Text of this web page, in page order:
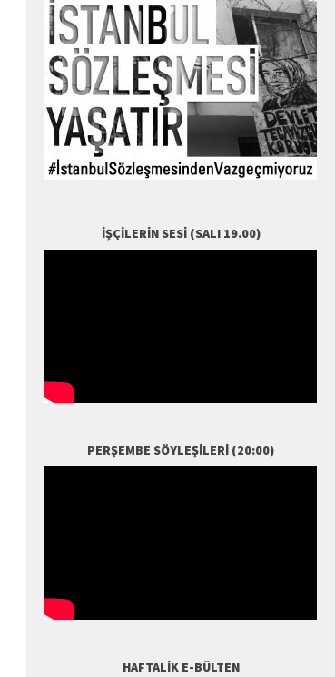
İŞÇILERIN SESI (SALI 19.00)
PERŞEMBE SÖYLEŞILERI (20:00)
HAFTALIK E-BÜLTEN